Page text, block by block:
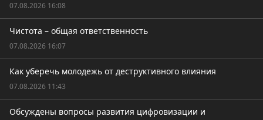
07.08.2026 16:08
Чистота – общая ответственность
07.08.2026 16:07
Как уберечь молодежь от деструктивного влияния
07.08.2026 11:43
Обсуждены вопросы развития цифровизации и